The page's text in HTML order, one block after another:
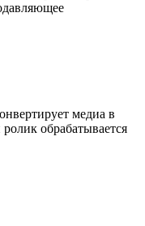
медиа в
обрабатывается